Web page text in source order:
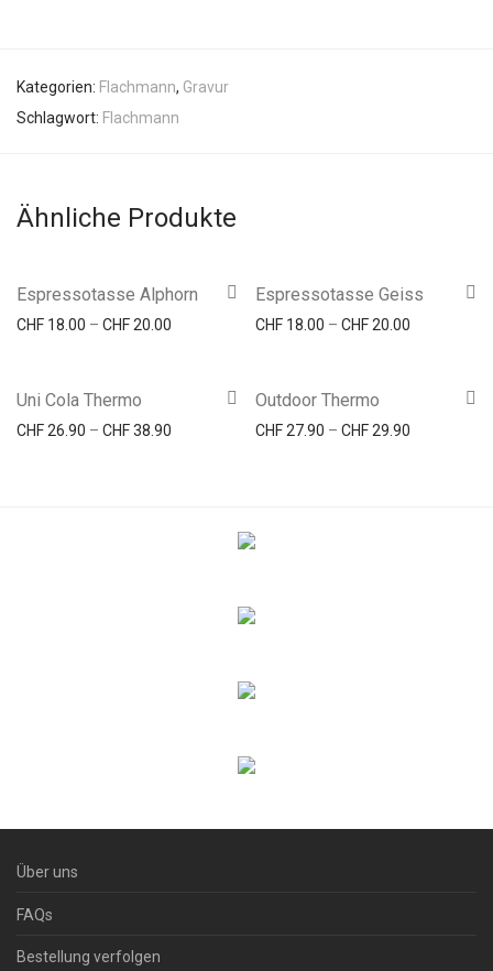
Kategorien: Flachmann, Gravur
Schlagwort: Flachmann
Ähnliche Produkte
Espressotasse Alphorn
CHF 18.00 – CHF20.00 Preisspanne: CHF 18.00 bis CHF 20.00
Espressotasse Geiss
CHF 18.00 – CHF20.00
Uni Cola Thermo
CHF26.90 – CHF38.90 Preisspanne: CHF 26.90 bis CHF 38.90
Outdoor Thermo
CHF27.90 – CHF29.90
Über uns
FAQs
Bestellung verfolgen